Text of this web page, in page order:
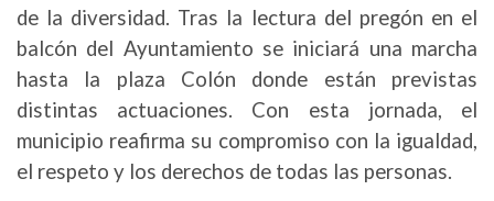
de la diversidad. Tras la lectura del pregón en el
balcón del Ayuntamiento se iniciará una marcha
hasta la plaza Colón donde están previstas
distintas actuaciones. Con esta jornada, el
municipio reafirma su compromiso con la igualdad,
el respeto y los derechos de todas las personas.